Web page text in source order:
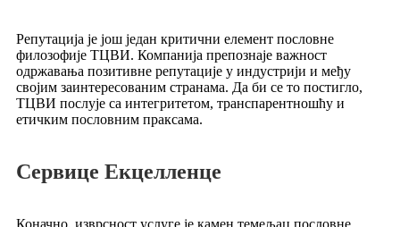
Репутација је још један критични елемент пословне
филозофије ТЦВИ. Компанија препознаје важност
одржавања позитивне репутације у индустрији и међу
својим заинтересованим странама. Да би се то постигло,
ТЦВИ послује са интегритетом, транспарентношћу и
етичким пословним праксама.
Сервице Екцелленце